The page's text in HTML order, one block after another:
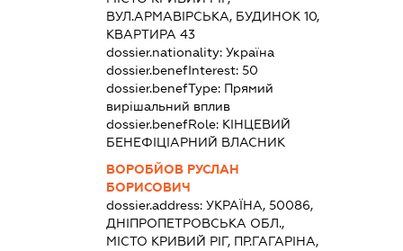
ВУЛ.АРМАВІРСЬКА, БУДИНОК 10,
КВАРТИРА 43
dossier.nationality: Україна
dossier.benefInterest: 50
dossier.benefType: Прямий
вирішальний вплив
dossier.benefRole: КІНЦЕВИЙ
БЕНЕФІЦІАРНИЙ ВЛАСНИК
ВОРОБЙОВ РУСЛАН
БОРИСОВИЧ
dossier.address: УКРАЇНА, 50086,
ДНІПРОПЕТРОВСЬКА ОБЛ.,
МІСТО КРИВИЙ РІГ, ПР.ГАГАРІНА,